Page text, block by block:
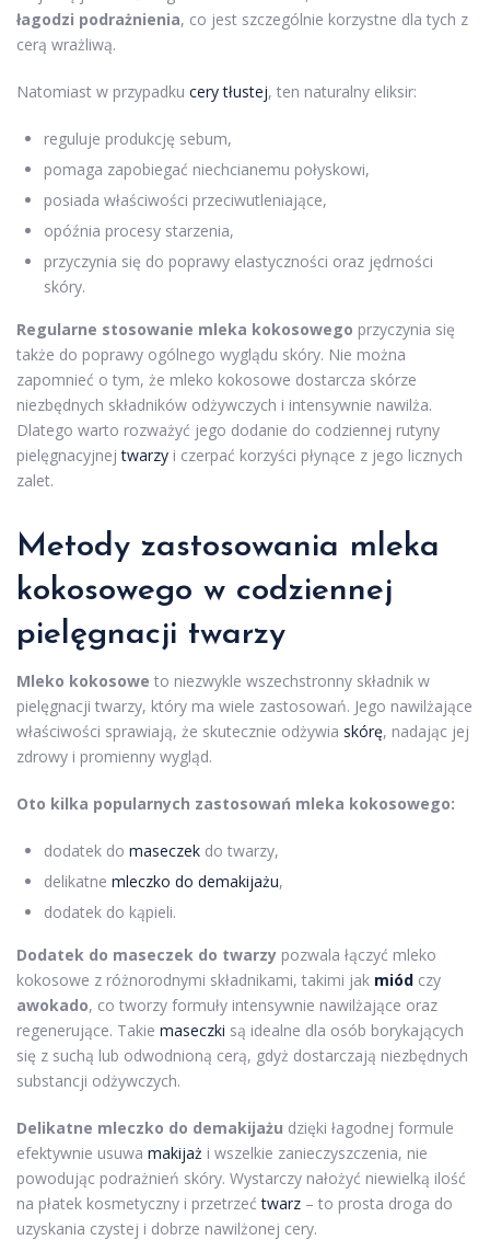
łagodzi podrażnienia, co jest szczególnie korzystne dla tych z
cerą wrażliwą.
Natomiast w przypadku cery tłustej, ten naturalny eliksir:
reguluje produkcję sebum,
pomaga zapobiegać niechcianemu połyskowi,
posiada właściwości przeciwutleniające,
opóźnia procesy starzenia,
przyczynia się do poprawy elastyczności oraz jędrności
skóry.
Regularne stosowanie mleka kokosowego przyczynia się
także do poprawy ogólnego wyglądu skóry. Nie można
zapomnieć o tym, że mleko kokosowe dostarcza skórze
niezbędnych składników odżywczych i intensywnie nawilża.
Dlatego warto rozważyć jego dodanie do codziennej rutyny
pielęgnacyjnejtwarzy i czerpać korzyści płynące z jego licznych
zalet.
Metody zastosowania mleka
kokosowego w codziennej
pielęgnacji twarzy
Mleko kokosowe to niezwykle wszechstronny składnik w
pielęgnacji twarzy, który ma wiele zastosowań. Jego nawilżające
właściwości sprawiają, że skutecznie odżywia skórę, nadając jej
zdrowy i promienny wygląd.
Oto kilka popularnych zastosowań mleka kokosowego:
dodatek do maseczek do twarzy,
delikatne mleczko do demakijażu,
dodatek do kąpieli.
Dodatek do maseczek do twarzy pozwala łączyć mleko
kokosowe z różnorodnymi składnikami, takimi jak miód czy
awokado, co tworzy formuły intensywnie nawilżające oraz
regenerujące. Takie maseczki są idealne dla osób borykających
się z suchą lub odwodnioną cerą, gdyż dostarczają niezbędnych
substancji odżywczych.
Delikatne mleczko do demakijażu dzięki łagodnej formule
efektywnie usuwa makijaż i wszelkie zanieczyszczenia, nie
powodując podrażnień skóry. Wystarczy nałożyć niewielką ilość
na płatek kosmetyczny i przetrzećtwarz – to prosta droga do
uzyskania czystej i dobrze nawilżonej cery.